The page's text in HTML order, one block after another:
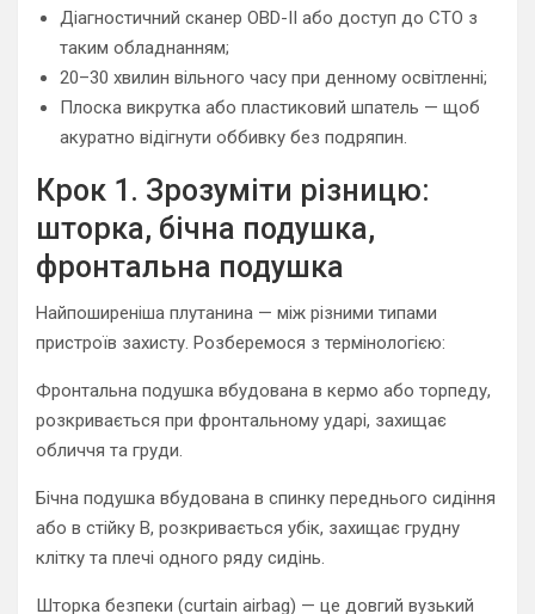
Діагностичний сканер OBD-II або доступ до СТО з
таким обладнанням;
20–30 хвилин вільного часу при денному освітленні;
Плоска викрутка або пластиковий шпатель — щоб
акуратно відігнути оббивку без подряпин.
Крок 1. Зрозуміти різницю:
шторка, бічна подушка,
фронтальна подушка
Найпоширеніша плутанина — між різними типами
пристроїв захисту. Розберемося з термінологією:
Фронтальна подушка вбудована в кермо або торпеду,
розкривається при фронтальному ударі, захищає
обличчя та груди.
Бічна подушка вбудована в спинку переднього сидіння
або в стійку B, розкривається убік, захищає грудну
клітку та плечі одного ряду сидінь.
Шторка безпеки (curtain airbag) — це довгий вузький